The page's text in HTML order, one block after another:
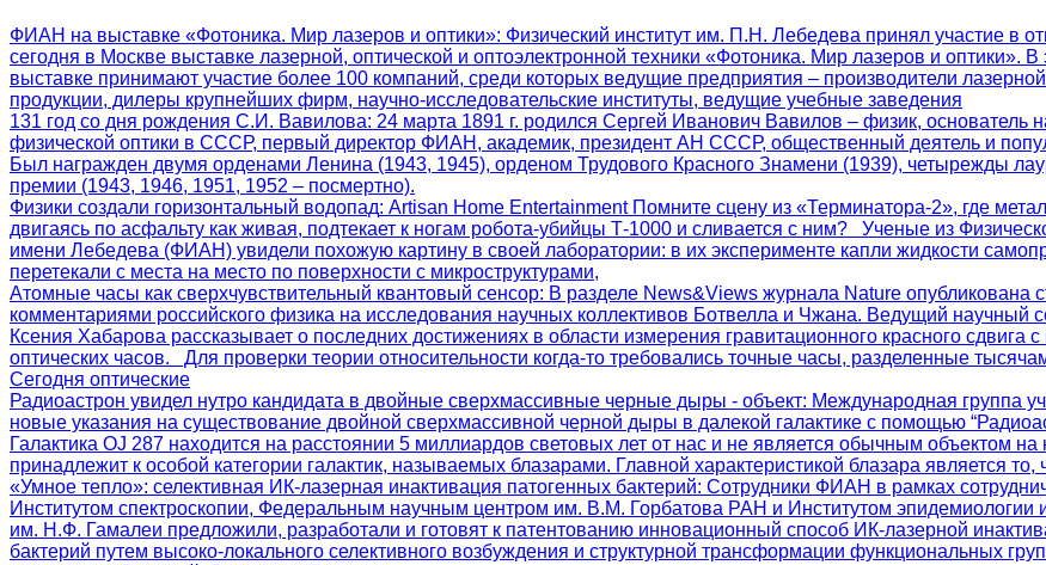
ФИАН на выставке «Фотоника. Мир лазеров и оптики»: Физический институт им. П.Н. Лебедева принял участие в
сегодня в Москве выставке лазерной, оптической и оптоэлектронной техники «Фотоника. Мир лазеров и оптики». В
выставке принимают участие более 100 компаний, среди которых ведущие предприятия – производители
продукции, дилеры крупнейших фирм, научно-исследовательские институты, ведущие учебные заведения
131 год со дня рождения С.И. Вавилова: 24 марта 1891 г. родился Сергей Иванович Вавилов – физик, основатель
физической оптики в СССР, первый директор ФИАН, академик, президент АН СССР, общественный деятель и
Был награжден двумя орденами Ленина (1943, 1945), орденом Трудового Красного Знамени (1939), четырежды
премии (1943, 1946, 1951, 1952 – посмертно).
Физики создали горизонтальный водопад: Artisan Home Entertainment Помните сцену из «Терминатора-2», где
двигаясь по асфальту как живая, подтекает к ногам робота-убийцы Т-1000 и сливается с ним? Ученые из
имени Лебедева (ФИАН) увидели похожую картину в своей лаборатории: в их эксперименте капли жидкости
перетекали с места на место по поверхности с микроструктурами,
Атомные часы как сверхчувствительный квантовый сенсор: В разделе News&Views журнала Nature опубликована
комментариями российского физика на исследования научных коллективов Ботвелла и Чжана. Ведущий научный
Ксения Хабарова рассказывает о последних достижениях в области измерения гравитационного красного сдвига
оптических часов. Для проверки теории относительности когда-то требовались точные часы, разделенные
Сегодня оптические
Радиоастрон увидел нутро кандидата в двойные сверхмассивные черные дыры - объект: Международная группа
новые указания на существование двойной сверхмассивной черной дыры в далекой галактике с помощью
Галактика OJ 287 находится на расстоянии 5 миллиардов световых лет от нас и не является обычным объектом
принадлежит к особой категории галактик, называемых блазарами. Главной характеристикой блазара является то,
«Умное тепло»: селективная ИК-лазерная инактивация патогенных бактерий: Сотрудники ФИАН в рамках
Институтом спектроскопии, Федеральным научным центром им. В.М. Горбатова РАН и Институтом эпидемиологии
им. Н.Ф. Гамалеи предложили, разработали и готовят к патентованию инновационный способ ИК-лазерной
бактерий путем высоко-локального селективного возбуждения и структурной трансформации функциональных